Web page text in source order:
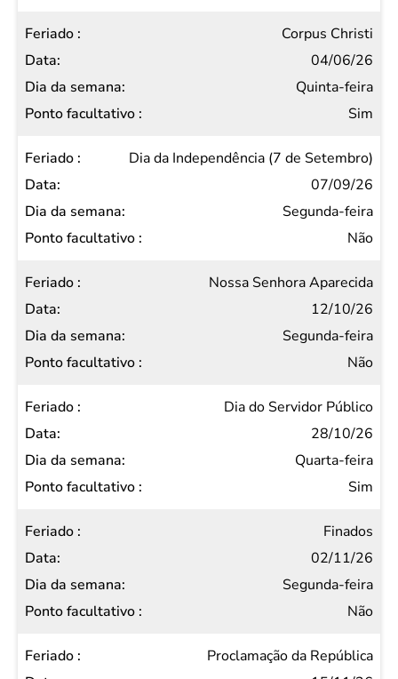
Corpus Christi
04/06/26
Quinta-feira
Sim
Dia da Independência (7 de Setembro)
07/09/26
Segunda-feira
Não
Nossa Senhora Aparecida
12/10/26
Segunda-feira
Não
Dia do Servidor Público
28/10/26
Quarta-feira
Sim
Finados
02/11/26
Segunda-feira
Não
Proclamação da República